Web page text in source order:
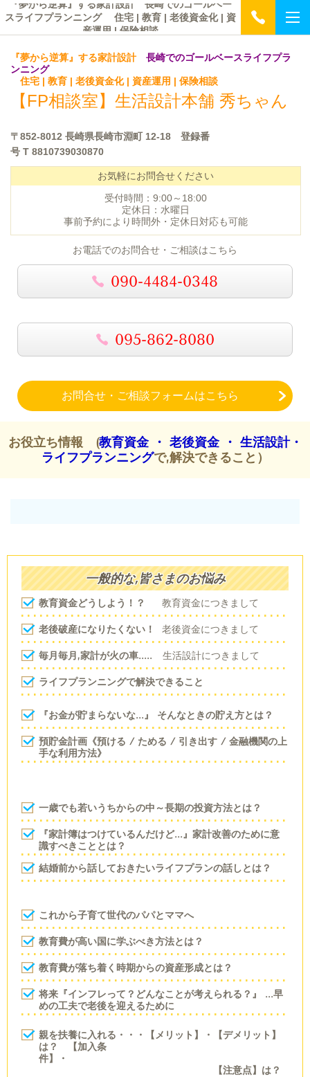
『夢から逆算』する家計設計 長崎でのゴールベー
スライフプランニング 住宅 | 教育 | 老後資金化 | 資
産運用 | 保険相談
『夢から逆算』する家計設計 長崎でのゴールベースライフプラ
ンニング
住宅 | 教育 | 老後資金化 | 資産運用 | 保険相談
【FP相談室】 生活設計本舗 秀ちゃん
〒852-8012 長崎県長崎市淵町 12-18 登録番
号 T 8810739030870
お気軽にお問合せください
受付時間：9:00～18:00
定休日：水曜日
事前予約により時間外・定休日対応も可能
お電話でのお問合せ・ご相談はこちら
090-4484-0348
095-862-8080
お問合せ・ご相談フォームはこちら
お役立ち情報 (教育資金 ・ 老後資金 ・ 生活設計・
ライフプランニングで,解決できること）
一般的な,皆さまのお悩み
教育資金どうしよう！？ 教育資金につきまして
老後破産になりたくない！ 老後資金につきまして
毎月毎月,家計が火の車..... 生活設計につきまして
ライフプランニングで解決できること
『お金が貯まらないな...』 そんなときの貯え方とは？
預貯金計画《預ける / ためる / 引き出す / 金融機関の上
手な利用方法》
一歳でも若いうちからの中～長期の投資方法とは？
『家計簿はつけているんだけど...』 家計改善のために意
識すべきこととは？
結婚前から話しておきたいライフプランの話しとは？
これから子育て世代のパパとママへ
教育費が高い国に学ぶべき方法とは？
教育費が落ち着く時期からの資産形成とは？
将来『インフレって？どんなことが考えられる？』 ...早
めの工夫で老後を迎えるために
親を扶養に入れる・・・【メリット】・【デメリット】
は？
【加入条
件】・
【注意点】は？